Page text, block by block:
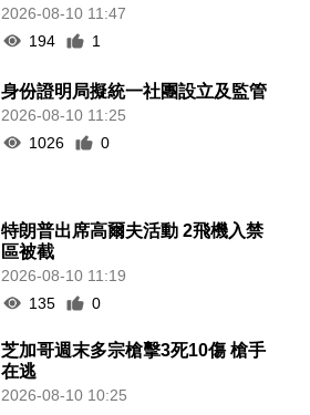
2026-08-10 11:47
194
1
身份證明局擬統一社團設立及監管
2026-08-10 11:25
1026
0
特朗普出席高爾夫活動 2飛機入禁
區被截
2026-08-10 11:19
135
0
芝加哥週末多宗槍擊3死10傷 槍手
在逃
2026-08-10 10:25